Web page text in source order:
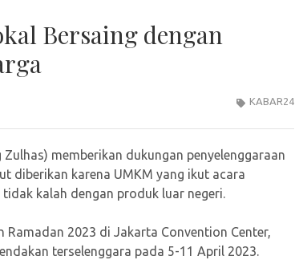
Bersaing dengan
KABAR24
memberikan dukungan penyelenggaraan
diberikan karena UMKM yang ikut acara
kalah dengan produk luar negeri.
2023 di Jakarta Convention Center,
terselenggara pada 5-11 April 2023.